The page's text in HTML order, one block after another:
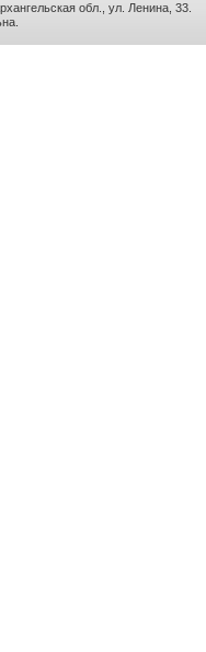
обл., ул. Ленина, 33.